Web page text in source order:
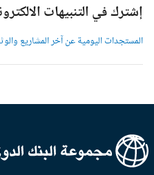
إشترك في التنبيهات
المستجدات اليومية عن آخر المشاريع والوثائق